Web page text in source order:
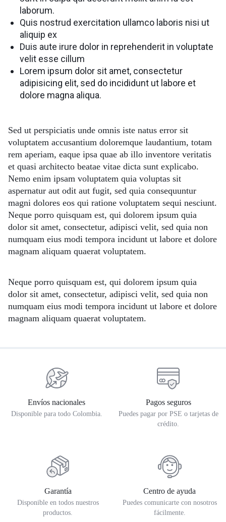
laborum.
Quis nostrud exercitation ullamco laboris nisi ut
aliquip ex
Duis aute irure dolor in reprehenderit in voluptate
velit esse cillum
Lorem ipsum dolor sit amet, consectetur
adipisicing elit, sed do incididunt ut labore et
dolore magna aliqua.
Sed ut perspiciatis unde omnis iste natus error sit
voluptatem accusantium doloremque laudantium, totam
rem aperiam, eaque ipsa quae ab illo inventore veritatis
et quasi architecto beatae vitae dicta sunt explicabo.
Nemo enim ipsam voluptatem quia voluptas sit
aspernatur aut odit aut fugit, sed quia consequuntur
magni dolores eos qui ratione voluptatem sequi nesciunt.
Neque porro quisquam est, qui dolorem ipsum quia
dolor sit amet, consectetur, adipisci velit, sed quia non
numquam eius modi tempora incidunt ut labore et dolore
magnam aliquam quaerat voluptatem.
Neque porro quisquam est, qui dolorem ipsum quia
dolor sit amet, consectetur, adipisci velit, sed quia non
numquam eius modi tempora incidunt ut labore et dolore
magnam aliquam quaerat voluptatem.
Envíos nacionales
Disponible para todo Colombia.
Pagos seguros
Puedes pagar por PSE o tarjetas de
crédito.
Garantía
Disponible en todos nuestros
productos.
Centro de ayuda
Puedes comunicarte con nosotros
fácilmente.